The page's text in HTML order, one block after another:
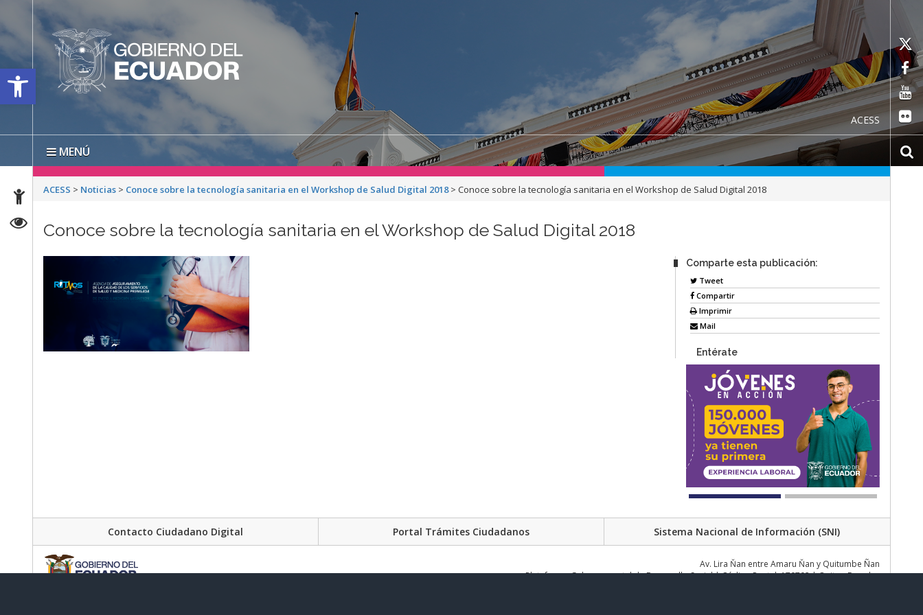
Open toolbar
ACESS
MENÚ
ACESS > Noticias > Conoce sobre la tecnología sanitaria en el Workshop de Salud Digital 2018>Conoce sobre la tecnología sanitaria en el Workshop de Salud Digital 2018
Conoce sobre la tecnología sanitaria en el Workshop de Salud Digital 2018
Comparte esta publicación:
Tweet
Compartir
Imprimir
Mail
Entérate
Contacto Ciudadano Digital Portal Trámites Ciudadanos Sistema Nacional de Información (SNI)
Av. Lira Ňan entre Amaru Ňan y Quitumbe Ñan
Plataforma Gubernamental de Desarrollo Social | Código Postal: 170702 | Quito - Ecuador